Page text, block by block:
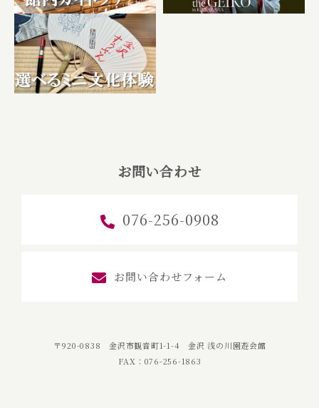
お問い合わせ
076-256-0908
お問い合わせフォーム
〒920-0838 金沢市観音町1-1-4 金沢 浅の川園遊会館
FAX：076-256-1863